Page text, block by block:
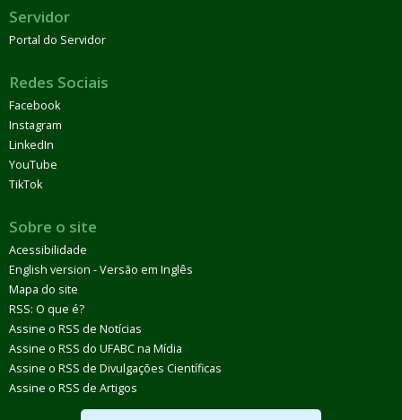
Servidor
Portal do Servidor
Redes Sociais
Facebook
Instagram
LinkedIn
YouTube
TikTok
Sobre o site
Acessibilidade
English version - Versão em Inglês
Mapa do site
RSS: O que é?
Assine o RSS de Notícias
Assine o RSS do UFABC na Mídia
Assine o RSS de Divulgações Científicas
Assine o RSS de Artigos